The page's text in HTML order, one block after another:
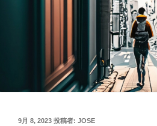
投
9月 8, 2023 投稿者: JOSE